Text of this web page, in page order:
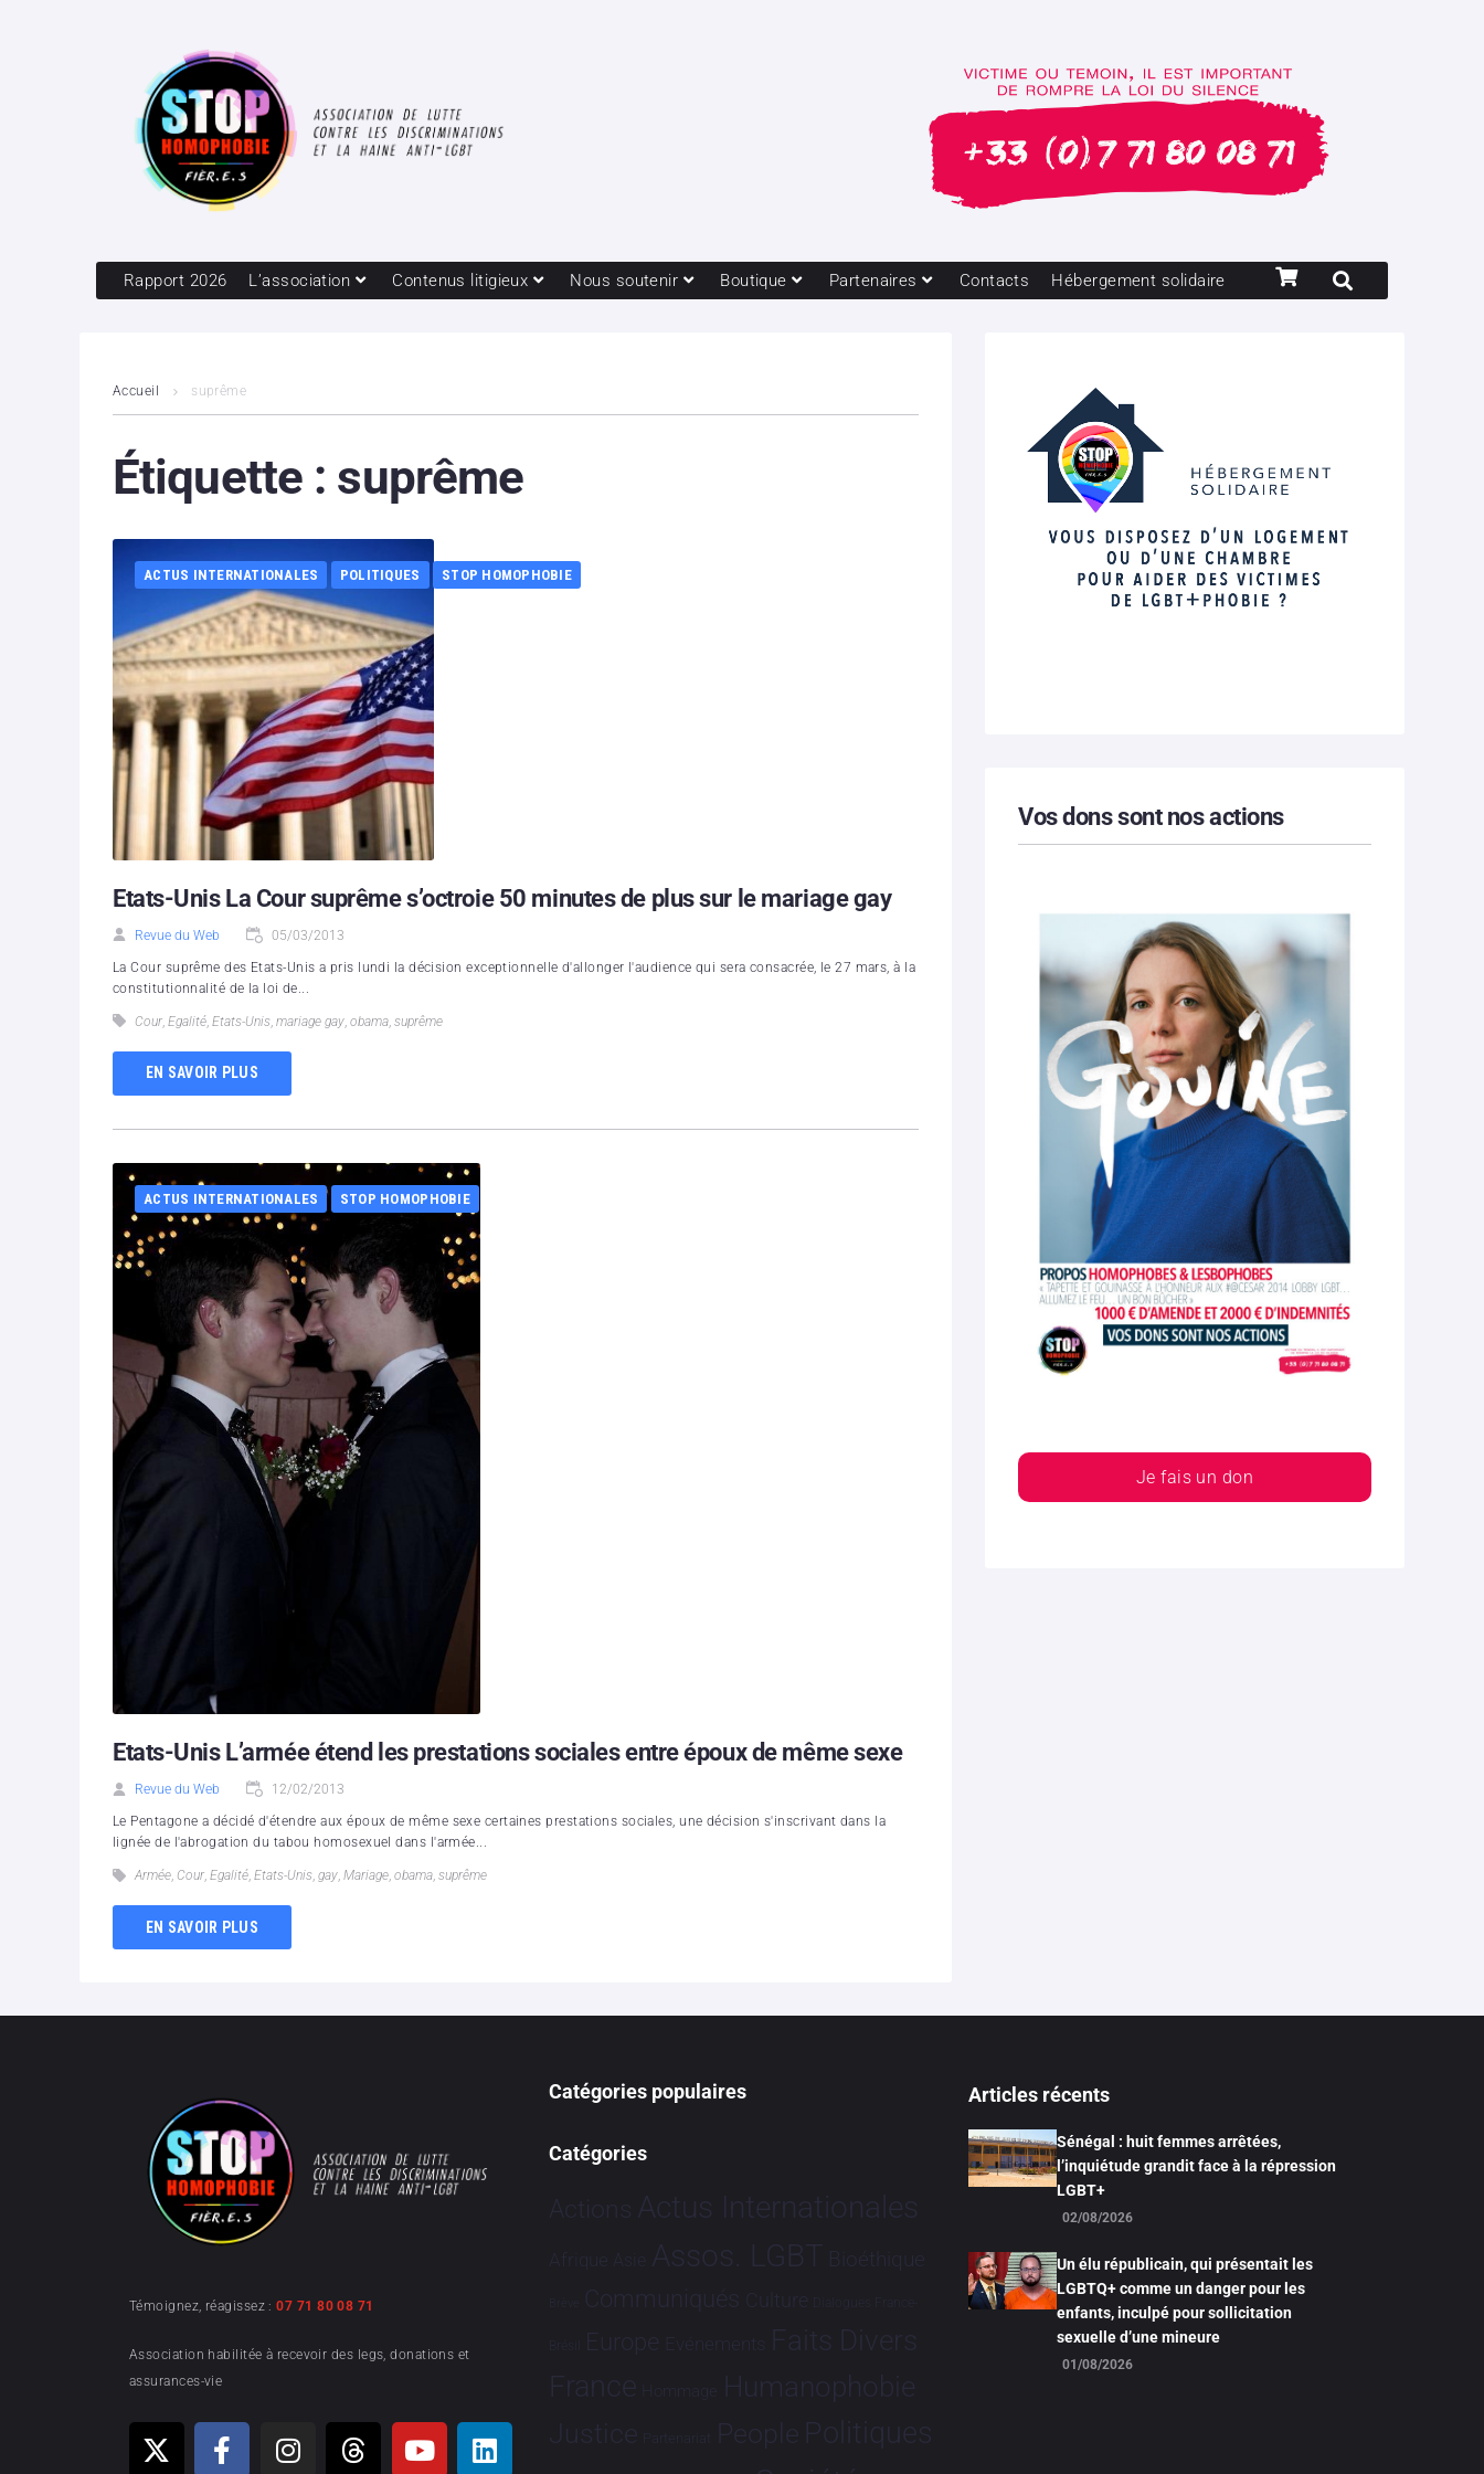
Rapport 2026 L’association Contenus litigieux Nous soutenir Boutique Partenaires Contacts Hébergement solidaire
Accueil suprême
Étiquette : suprême
ACTUS INTERNATIONALES POLITIQUES STOP HOMOPHOBIE
Etats-Unis La Cour suprême s’octroie 50 minutes de plus sur le mariage gay
Revue du Web 05/03/2013
La Cour suprême des Etats-Unis a pris lundi la décision exceptionnelle d'allonger l'audience qui sera consacrée, le 27 mars, à la
constitutionnalité de la loi de...
Cour, Egalité, Etats-Unis, mariage gay, obama, suprême
EN SAVOIR PLUS
ACTUS INTERNATIONALES STOP HOMOPHOBIE
Etats-Unis L’armée étend les prestations sociales entre époux de même sexe
Revue du Web 12/02/2013
Le Pentagone a décidé d'étendre aux époux de même sexe certaines prestations sociales, une décision s'inscrivant dans la
lignée de l'abrogation du tabou homosexuel dans l'armée...
Armée, Cour, Egalité, Etats-Unis, gay, Mariage, obama, suprême
EN SAVOIR PLUS
Vos dons sont nos actions
Je fais un don
Témoignez, réagissez :07 71 80 08 71
Association habilitée à recevoir des legs, donations et
assurances-vie
Catégories populaires
Catégories
Actions Actus Internationales
Afrique Asie Assos. LGBT Bioéthique
Brève Communiqués Culture Dialogues France-
Brésil Europe Evénements Faits Divers
France Hommage Humanophobie
Justice Partenariat People Politiques
Articles récents
Sénégal : huit femmes arrêtées,
l’inquiétude grandit face à la répression
LGBT+
02/08/2026
Un élu républicain, qui présentait les
LGBTQ+ comme un danger pour les
enfants, inculpé pour sollicitation
sexuelle d’une mineure
01/08/2026